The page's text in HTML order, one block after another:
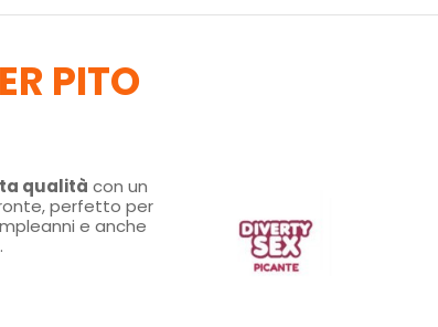
PITO
qualità con un
perfetto per
e anche